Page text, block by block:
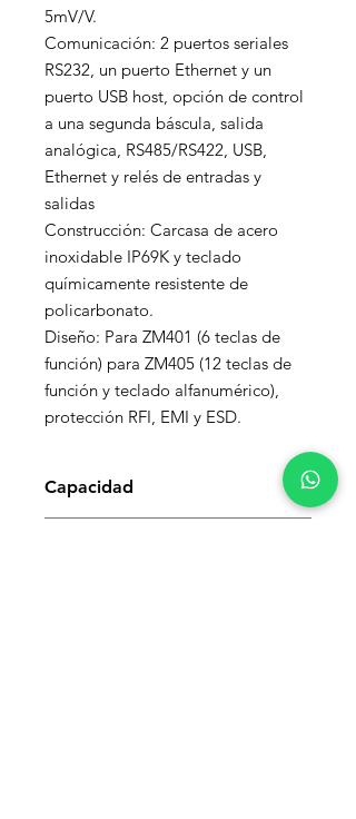
5mV/V.
Comunicación: 2 puertos seriales
RS232, un puerto Ethernet y un
puerto USB host, opción de control
a una segunda báscula, salida
analógica, RS485/RS422, USB,
Ethernet y relés de entradas y
salidas
Construcción: Carcasa de acero
inoxidable IP69K y teclado
químicamente resistente de
policarbonato.
Diseño: Para ZM401 (6 teclas de
función) para ZM405 (12 teclas de
función y teclado alfanumérico),
protección RFI, EMI y ESD.
Capacidad